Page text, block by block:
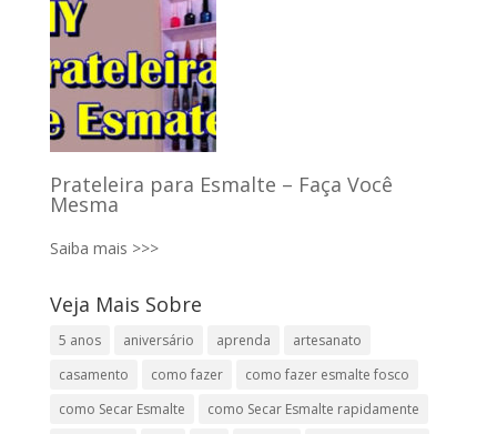
Prateleira para Esmalte – Faça Você
Mesma
Saiba mais >>>
Veja Mais Sobre
5 anos aniversário aprenda
artesanato
casamento
como fazer
como fazer esmalte fosco
como Secar Esmalte
como Secar Esmalte rapidamente